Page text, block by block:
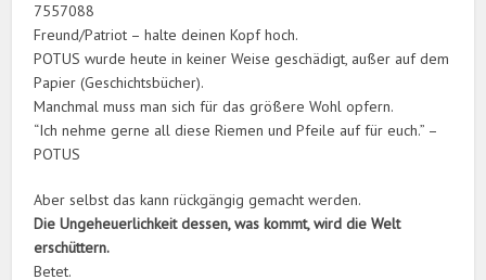
7557088
Freund/Patriot – halte deinen Kopf hoch.
POTUS wurde heute in keiner Weise geschädigt, außer auf dem
Papier (Geschichtsbücher).
Manchmal muss man sich für das größere Wohl opfern.
“Ich nehme gerne all diese Riemen und Pfeile auf für euch.” –
POTUS
Aber selbst das kann rückgängig gemacht werden.
Die Ungeheuerlichkeit dessen, was kommt, wird die Welt
erschüttern.
Betet.